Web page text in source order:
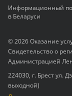
Информационный
в Беларуси
© 2026 Оказание
Свидетельство о
Администрацией
224030, г. Брест ул.
выходной)